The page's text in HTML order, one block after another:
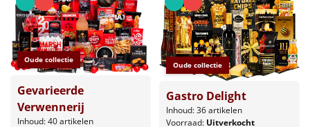
Warmtekussen
NIEUW
Slowcooker POPULAIR
Noodradio
Deken (fleece plaid)
Oude collectie
Gevarieerde
Verwennerij
Inhoud: 40 artikelen
Oude collectie
Gastro Delight
Inhoud: 36 artikelen
Voorraad: Uitverkocht